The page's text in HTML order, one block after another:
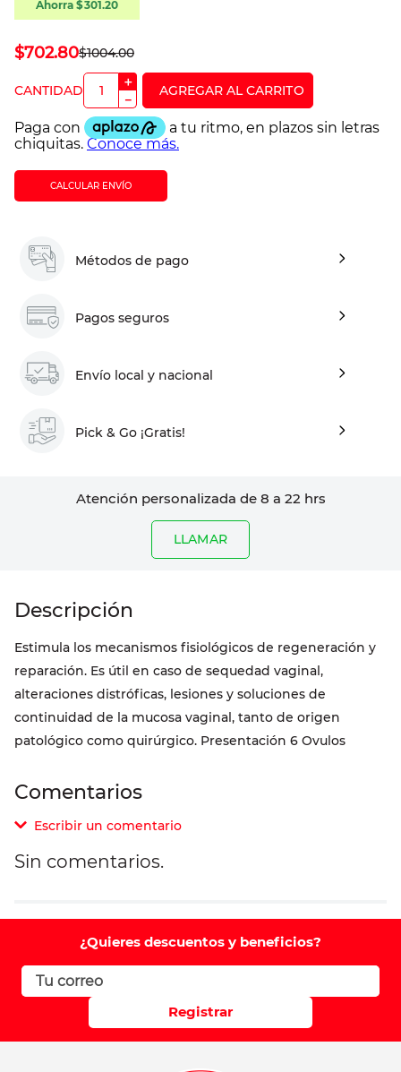
Ahorra$301.20
$1004.00
$702.80
＋
－
CALCULAR ENVÍO
Métodos de pago
Pagos seguros
Envío local y nacional
Pick & Go ¡Gratis!
Atención personalizada de 8 a 22 hrs
LLAMAR
Estimula los mecanismos fisiológicos de regeneración y
reparación. Es útil en caso de sequedad vaginal,
alteraciones distróficas, lesiones y soluciones de
continuidad de la mucosa vaginal, tanto de origen
patológico como quirúrgico. Presentación 6 Ovulos
Comentarios
Escribir un comentario
Comentario
Califique el producto de 1 a 5 estrellas
Sin comentarios.
¿Quieres descuentos y beneficios?
Registrar